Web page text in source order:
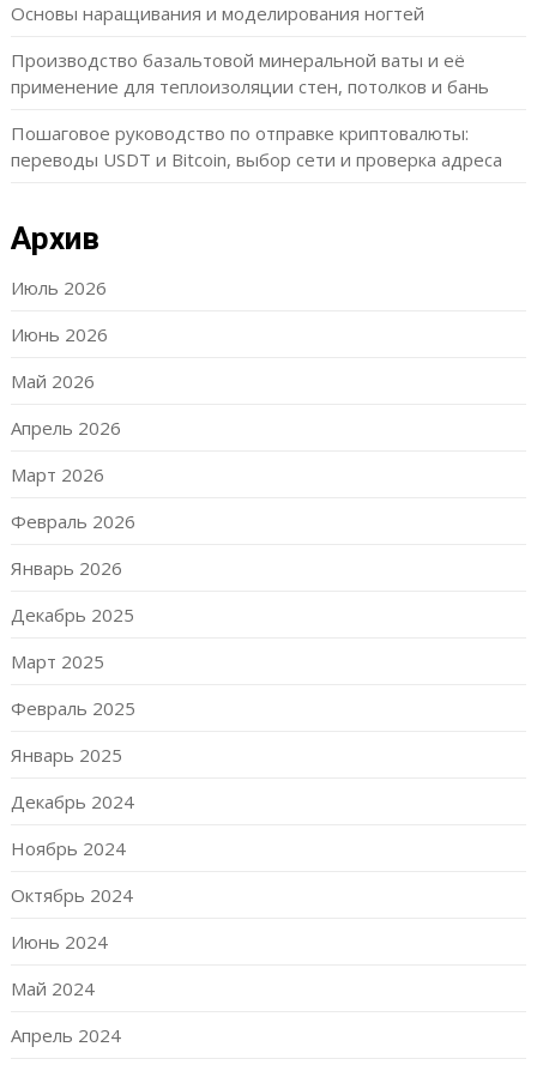
Основы наращивания и моделирования ногтей
Производство базальтовой минеральной ваты и её
применение для теплоизоляции стен, потолков и бань
Пошаговое руководство по отправке криптовалюты:
переводы USDT и Bitcoin, выбор сети и проверка адреса
Архив
Июль 2026
Июнь 2026
Май 2026
Апрель 2026
Март 2026
Февраль 2026
Январь 2026
Декабрь 2025
Март 2025
Февраль 2025
Январь 2025
Декабрь 2024
Ноябрь 2024
Октябрь 2024
Июнь 2024
Май 2024
Апрель 2024